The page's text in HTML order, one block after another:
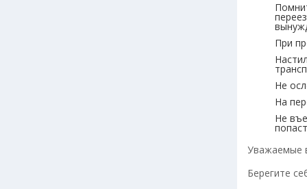
При
Не
На
Не
Уважаемые
Берегите